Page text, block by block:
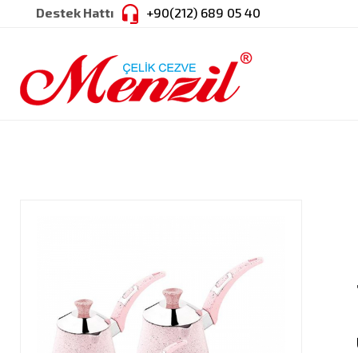
SEPETİM
Sepetinizde ürün bulunmamaktadır.
Destek Hattı +90(212) 689 05 40